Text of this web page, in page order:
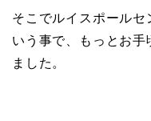
そこでルイスポール
いう事で、もっとお手
ました。